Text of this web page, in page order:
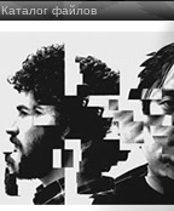
Каталог файлов